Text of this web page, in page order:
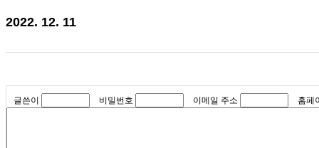
2022. 12. 11
글쓴이 비밀번호 이메일 주소 홈페